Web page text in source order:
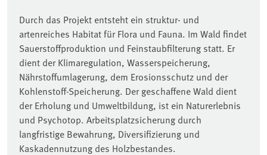
Durch das Projekt entsteht ein struktur- und
artenreiches Habitat für Flora und Fauna. Im Wald findet
Sauerstoffproduktion und Feinstaubfilterung statt. Er
dient der Klimaregulation, Wasserspeicherung,
Nährstoffumlagerung, dem Erosionsschutz und der
Kohlenstoff-Speicherung. Der geschaffene Wald dient
der Erholung und Umweltbildung, ist ein Naturerlebnis
und Psychotop. Arbeitsplatzsicherung durch
langfristige Bewahrung, Diversifizierung und
Kaskadennutzung des Holzbestandes.